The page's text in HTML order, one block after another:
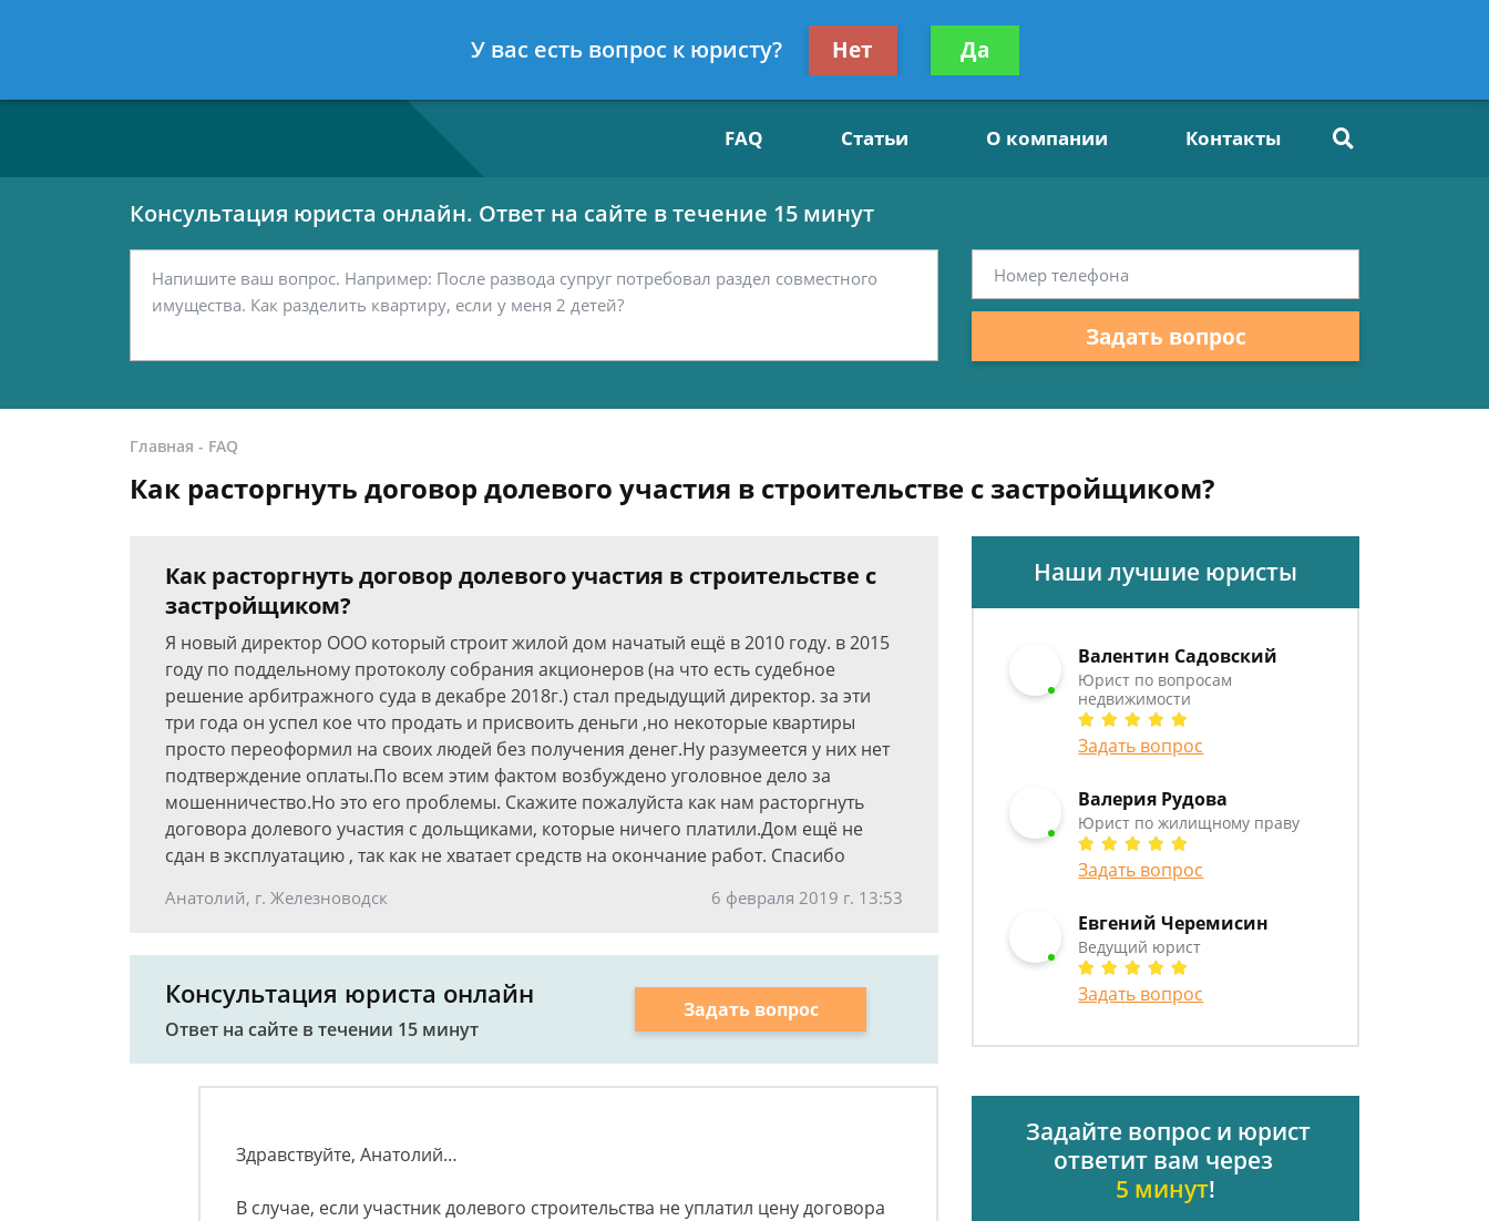
7 812 467-42-15
Получите консультацию
бесплатно
FAQ Статьи О компании Контакты
Консультация юриста онлайн. Ответ на сайте в течение 15 минут
Задать вопрос
Главная - FAQ
Как расторгнуть договор долевого участия в строительстве с застройщиком?
Как расторгнуть договор долевого участия в строительстве с
застройщиком?
Я новый директор ООО который строит жилой дом начатый ещё в 2010 году. в 2015
году по поддельному протоколу собрания акционеров (на что есть судебное
решение арбитражного суда в декабре 2018г.) стал предыдущий директор. за эти
три года он успел кое что продать и присвоить деньги ,но некоторые квартиры
просто переоформил на своих людей без получения денег.Ну разумеется у них нет
подтверждение оплаты.По всем этим фактом возбуждено уголовное дело за
мошенничество.Но это его проблемы. Скажите пожалуйста как нам расторгнуть
договора долевого участия с дольщиками, которые ничего платили.Дом ещё не
сдан в эксплуатацию , так как не хватает средств на окончание работ. Спасибо
Анатолий, г. Железноводск 6 февраля 2019 г. 13:53
Консультация юриста онлайн
Ответ на сайте в течении 15 минут
Задать вопрос
Здравствуйте, Анатолий…
В случае, если участник долевого строительства не уплатил цену договора
Наши лучшие юристы
Валентин Садовский
Юрист по вопросам
недвижимости
Задать вопрос
Валерия Рудова
Юрист по жилищному праву
Задать вопрос
Евгений Черемисин
Ведущий юрист
Задать вопрос
Задайте вопрос и юрист
ответит вам через
5 минут!
У вас есть вопрос к юристу? Нет Да